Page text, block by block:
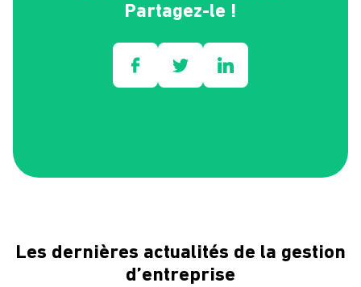
Partagez-le !
Les dernières actualités de la gestion
d’entreprise